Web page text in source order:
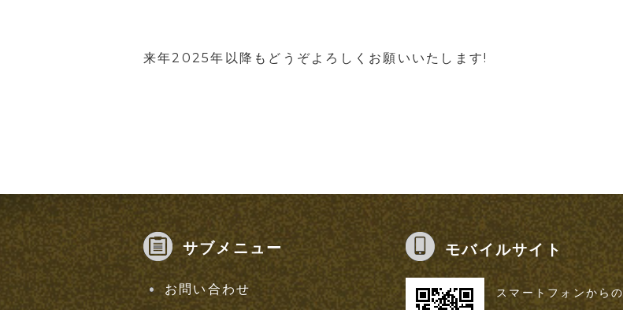
来年2025年以降もどうぞよろしくお願いいたします!
サブメニュー
お問い合わせ
モバイルサイト
スマートフォンからの